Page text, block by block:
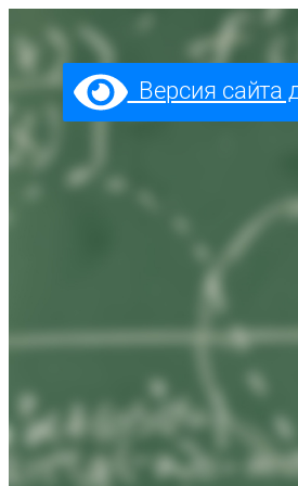
Перейти
содержимомуВерсия сайта